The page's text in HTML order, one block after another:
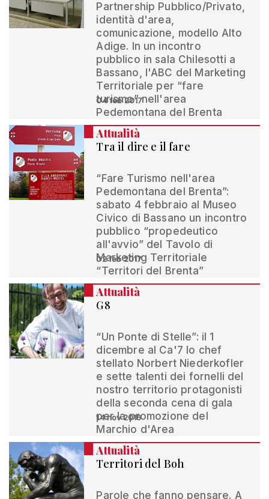
Partnership Pubblico/Privato,
identità d'area,
comunicazione, modello Alto
Adige. In un incontro
pubblico in sala Chilesotti a
Bassano, l'ABC del Marketing
Territoriale per “fare
turismo” nell'area
Pedemontana del Brenta
04 feb 2017
Attualità
Tra il dire e il fare
“Fare Turismo nell'area
Pedemontana del Brenta”:
sabato 4 febbraio al Museo
Civico di Bassano un incontro
pubblico “propedeutico
all'avvio” del Tavolo di
Marketing Territoriale
“Territori del Brenta”
02 feb 2017
Attualità
G8
“Un Ponte di Stelle”: il 1
dicembre al Ca'7 lo chef
stellato Norbert Niederkofler
e sette talenti dei fornelli del
nostro territorio protagonisti
della seconda cena di gala
per la promozione del
Marchio d'Area
14 nov 2016
Attualità
Territori del Boh
Parole che fanno pensare. A